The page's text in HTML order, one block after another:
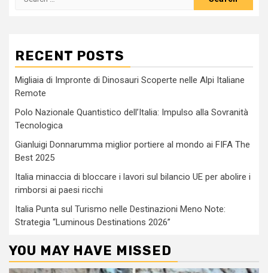
RECENT POSTS
Migliaia di Impronte di Dinosauri Scoperte nelle Alpi Italiane
Remote
Polo Nazionale Quantistico dell’Italia: Impulso alla Sovranità
Tecnologica
Gianluigi Donnarumma miglior portiere al mondo ai FIFA The
Best 2025
Italia minaccia di bloccare i lavori sul bilancio UE per abolire i
rimborsi ai paesi ricchi
Italia Punta sul Turismo nelle Destinazioni Meno Note:
Strategia “Luminous Destinations 2026”
YOU MAY HAVE MISSED